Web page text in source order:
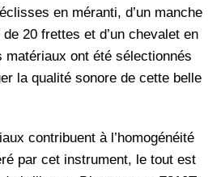
en méranti, d’un manche
de 20 frettes et d’un chevalet en
matériaux ont été sélectionnés
la qualité sonore de cette belle
contribuent à l’homogénéité
par cet instrument, le tout est